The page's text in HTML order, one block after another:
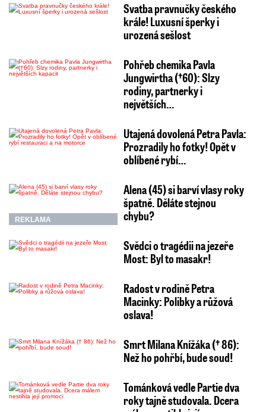
Svatba pravnučky českého
krále! Luxusní šperky i
urozená sešlost
Pohřeb chemika Pavla
Jungwirtha (†60): Slzy
rodiny, partnerky i
největších…
Utajená dovolená Petra Pavla:
Prozradily ho fotky! Opět v
oblíbené rybí…
REKLAMA
Alena (45) si barví vlasy roky
špatně. Děláte stejnou
chybu?
Svědci o tragédii na jezeře
Most: Byl to masakr!
Radost v rodině Petra
Macinky: Polibky a růžová
oslava!
Smrt Milana Knížáka († 86):
Než ho pohřbí, bude soud!
Tománková vedle Partie dva
roky tajně studovala. Dcera